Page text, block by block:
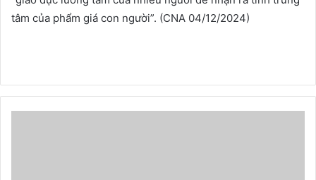
tâm của phẩm giá con người”. (CNA 04/12/2024)